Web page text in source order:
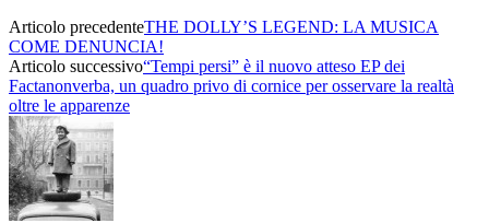
Articolo precedenteTHE DOLLY’S LEGEND: LA MUSICA
COME DENUNCIA!
Articolo successivo“Tempi persi” è il nuovo atteso EP dei
Factanonverba, un quadro privo di cornice per osservare la realtà
oltre le apparenze